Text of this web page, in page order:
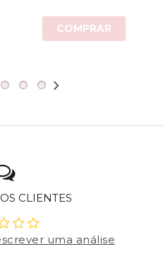
COMPRAR
CLIENTES
uma análise